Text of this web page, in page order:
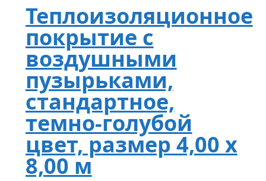
Теплоизоляционное
покрытие с
воздушными
пузырьками,
стандартное,
темно-голубой
цвет, размер 4,00 х
8,00 м